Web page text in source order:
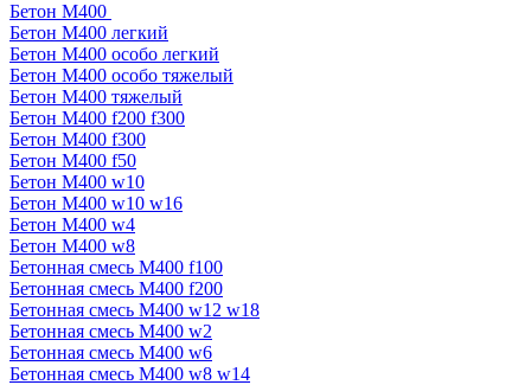
Бетон М400
Бетон М400 легкий
Бетон М400 особо легкий
Бетон М400 особо тяжелый
Бетон М400 тяжелый
Бетон М400 f200 f300
Бетон М400 f300
Бетон М400 f50
Бетон М400 w10
Бетон М400 w10 w16
Бетон М400 w4
Бетон М400 w8
Бетонная смесь М400 f100
Бетонная смесь М400 f200
Бетонная смесь М400 w12 w18
Бетонная смесь М400 w2
Бетонная смесь М400 w6
Бетонная смесь М400 w8 w14